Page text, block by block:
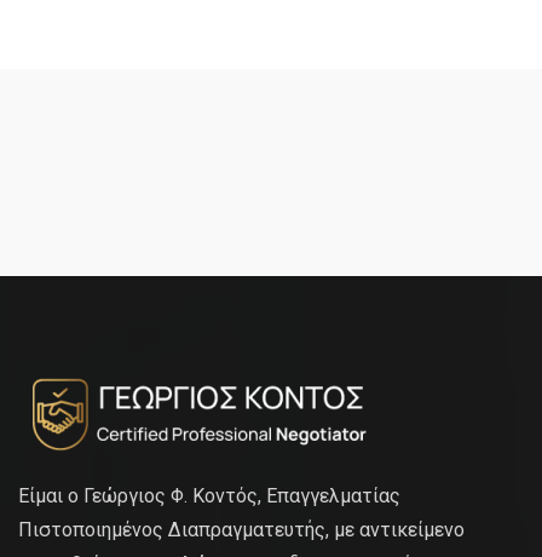
Είμαι ο Γεώργιος Φ. Κοντός, Επαγγελματίας
Πιστοποιημένος Διαπραγματευτής, με αντικείμενο